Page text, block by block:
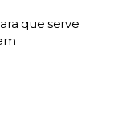
que serve